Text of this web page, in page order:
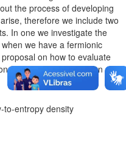
the process of developing
therefore we include two
In one we investigate the
we have a fermionic
on how to evaluate
via the calculation of
to-entropy density